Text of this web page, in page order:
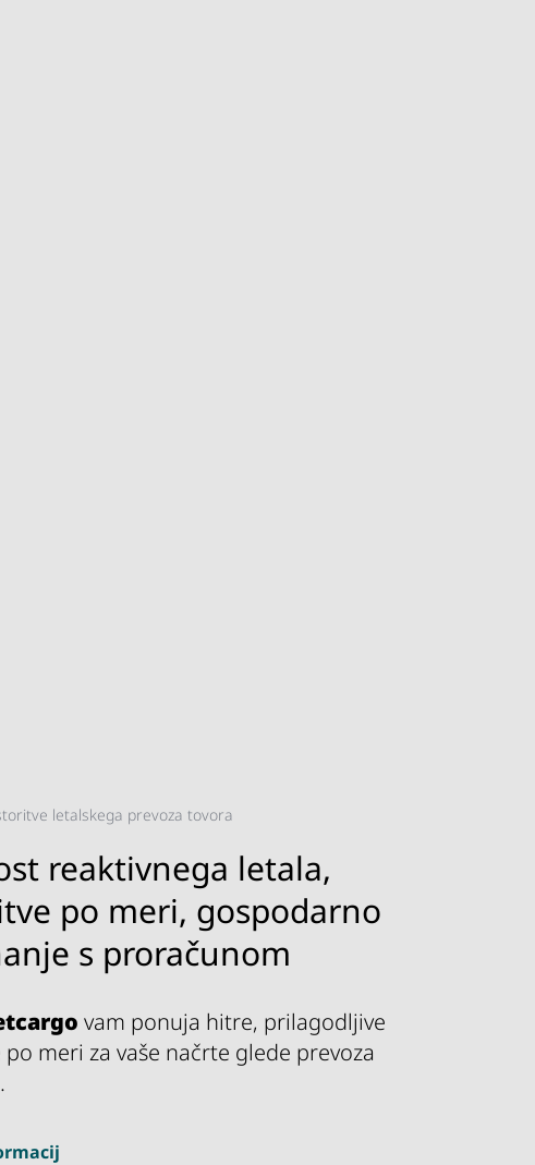
letalskega prevoza tovora
reaktivnega letala,
po meri, gospodarno
s proračunom
vam ponuja hitre, prilagodljive
po meri za vaše načrte glede prevoza